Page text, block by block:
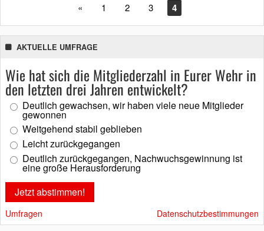
« 1 2 3 4
AKTUELLE UMFRAGE
Wie hat sich die Mitgliederzahl in Eurer Wehr in
den letzten drei Jahren entwickelt?
Deutlich gewachsen, wir haben viele neue Mitglieder
gewonnen
Weitgehend stabil geblieben
Leicht zurückgegangen
Deutlich zurückgegangen, Nachwuchsgewinnung ist
eine große Herausforderung
Umfragen Datenschutzbestimmungen